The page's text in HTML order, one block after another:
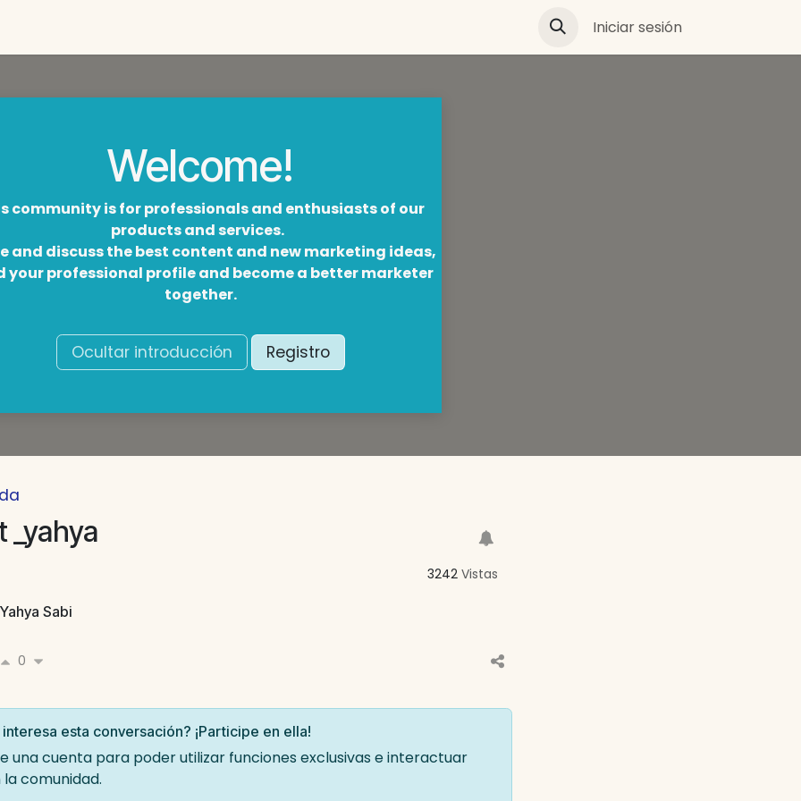
Iniciar sesión
Welcome!
community is for professionals and enthusiasts of our
products and services.
and discuss the best content and new marketing ideas,
your professional profile and become a better marketer
together.
Ocultar introducción Registro
_yahya
3242 Vistas
Yahya Sabi
0
interesa esta conversación? ¡Participe en ella!
una cuenta para poder utilizar funciones exclusivas e interactuar
comunidad.